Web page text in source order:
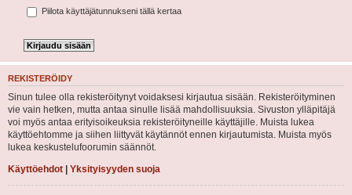
Piilota käyttäjätunnukseni tällä kertaa
REKISTERÖIDY
Sinun tulee olla rekisteröitynyt voidaksesi kirjautua sisään. Rekisteröityminen
vie vain hetken, mutta antaa sinulle lisää mahdollisuuksia. Sivuston ylläpitäjä
voi myös antaa erityisoikeuksia rekisteröityneille käyttäjille. Muista lukea
käyttöehtomme ja siihen liittyvät käytännöt ennen kirjautumista. Muista myös
lukea keskustelufoorumin säännöt.
Käyttöehdot | Yksityisyyden suoja